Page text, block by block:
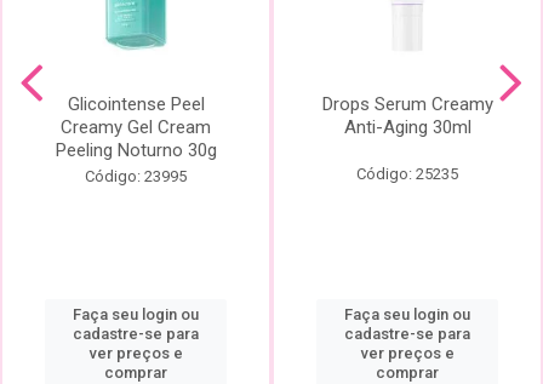
Glicointense Peel
Creamy Gel Cream
Peeling Noturno 30g
Código: 23995
Faça seu login ou
cadastre-se para
ver preços e
comprar
Drops Serum Creamy
Anti-Aging 30ml
Código: 25235
Faça seu login ou
cadastre-se para
ver preços e
comprar